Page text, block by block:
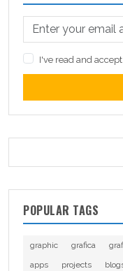
I've read and accept
POPULAR TAGS
graphic grafica
apps
projects